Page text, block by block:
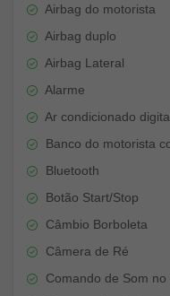
Airbag do motorista
Airbag duplo
Airbag Lateral
Alarme
Ar condicionado
Banco do motorista
Bluetooth
Botão Start/Stop
Câmbio Borboleta
Câmera de Ré
Comando de Som no